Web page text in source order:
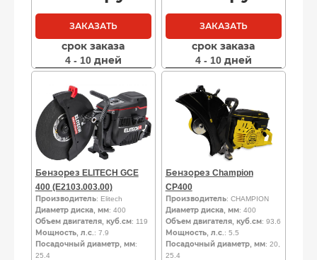
ЗАКАЗАТЬ
срок заказа
4 - 10 дней
ЗАКАЗАТЬ
срок заказа
4 - 10 дней
Бензорез ELITECH GCE
400 (E2103.003.00)
Производитель: Elitech
Диаметр диска, мм: 400
Объем двигателя, куб.см: 119
Мощность, л.с. : 7.9
Посадочный диаметр, мм:
25.4
Бензорез Champion
CP400
Производитель: CHAMPION
Диаметр диска, мм: 400
Объем двигателя, куб.см: 93.6
Мощность, л.с. : 5.5
Посадочный диаметр, мм: 20,
25.4